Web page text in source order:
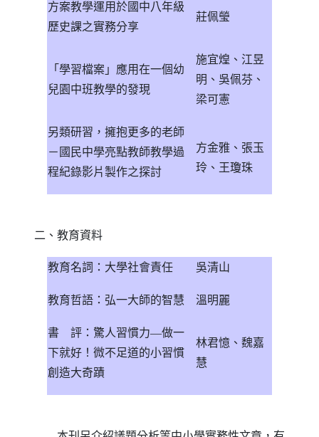
方案教學運用於國中八年級
歷史課之實務分享
莊佩瑩
「學習檔案」應用在一個幼
兒園中班教學的發現
施宜煌、江昱
明、吳佩芬、
梁可憲
另類研習，擁抱更多的老師
－國民中學亮點教師教學過
程紀錄影片製作之探討
方金雅、張玉
玲、王瓊珠
二、教育資料
教育名詞：大學社會責任 吳清山
教育哲語：弘一大師的智慧 溫明麗
書 評：驚人習慣力—做一
下就好！微不足道的小習慣
創造大奇蹟
林君憶、魏嘉
慧